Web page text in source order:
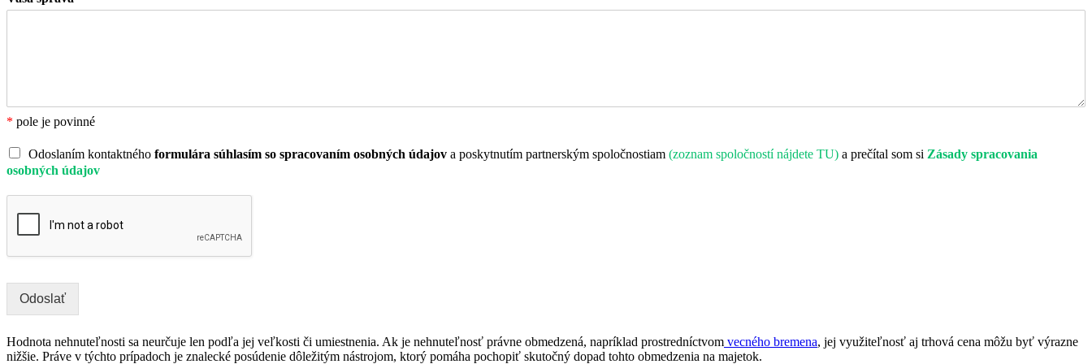
* pole je povinné
Odoslaním kontaktného formulára súhlasím so spracovaním osobných údajov a poskytnutím partnerským spoločnostiam (zoznam spoločností nájdete TU) a prečítal som si Zásady spracovania
osobných údajov
Odoslať
Hodnota nehnuteľnosti sa neurčuje len podľa jej veľkosti či umiestnenia. Ak je nehnuteľnosť právne obmedzená, napríklad prostredníctvom vecného bremena, jej využiteľnosť aj trhová cena môžu byť výrazne
nižšie. Práve v týchto prípadoch je znalecké posúdenie dôležitým nástrojom, ktorý pomáha pochopiť skutočný dopad tohto obmedzenia na majetok.